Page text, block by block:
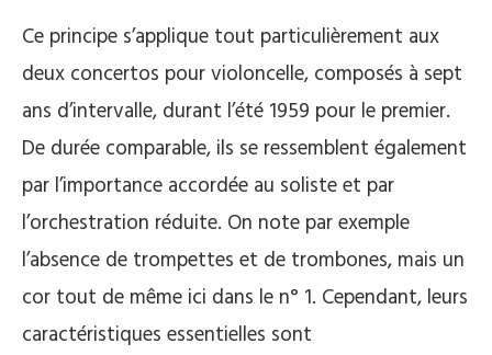
Ce principe s’applique tout particulièrement aux
deux concertos pour violoncelle, composés à sept
ans d’intervalle, durant l’été 1959 pour le premier.
De durée comparable, ils se ressemblent également
par l’importance accordée au soliste et par
l’orchestration réduite. On note par exemple
l’absence de trompettes et de trombones, mais un
cor tout de même ici dans le n° 1. Cependant, leurs
caractéristiques essentielles sont